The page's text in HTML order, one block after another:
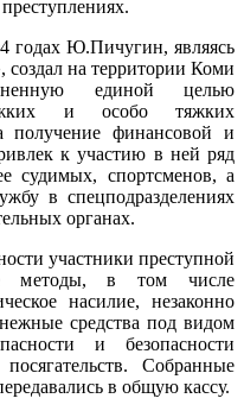
годах Ю.Пичугин, являясь
создал на территории Коми
единой целью
и особо тяжких
получение финансовой и
к участию в ней ряд
судимых, спортсменов, а
в спецподразделениях
органах.
участники преступной
методы, в том числе
насилие, незаконно
средства под видом
и безопасности
Собранные
в общую кассу.